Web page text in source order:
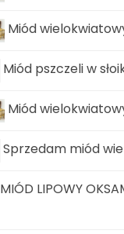
Miód
Miód pszczeli w
Miód
Sprzedam miód
MIÓD LIPOWY